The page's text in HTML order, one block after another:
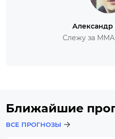
Александр
Слежу за ММА
Ближайшие
ВСЕ ПРОГНОЗЫ